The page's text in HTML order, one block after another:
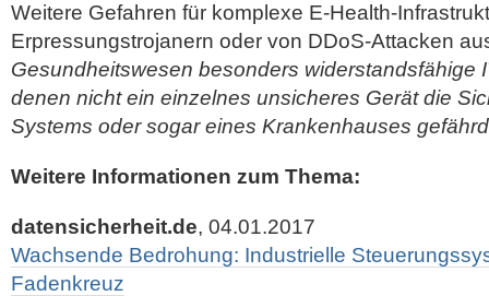
Weitere Gefahren für komplexe E-Health-
Erpressungstrojanern oder von DDoS-Attacken
Gesundheitswesen besonders widerstandsfähige
denen nicht ein einzelnes unsicheres Gerät die
Systems oder sogar eines Krankenhauses
Weitere Informationen zum Thema:
datensicherheit.de, 04.01.2017
Wachsende Bedrohung: Industrielle
Fadenkreuz